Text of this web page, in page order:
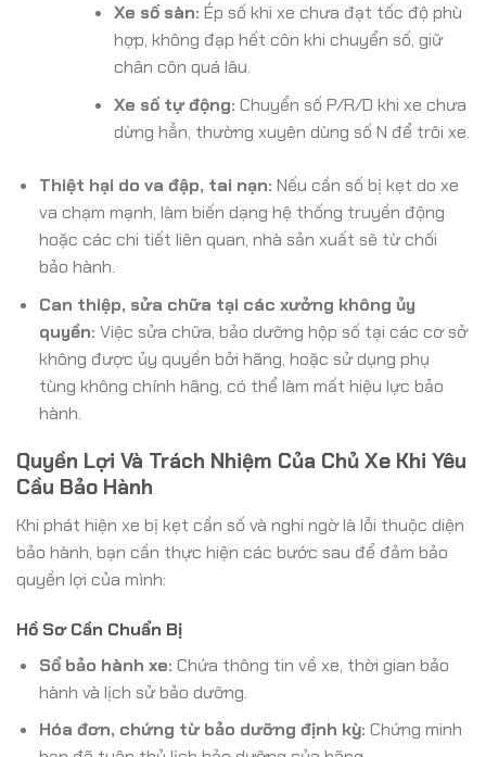
Xe số sàn: Ép số khi xe chưa đạt tốc độ phù
hợp, không đạp hết côn khi chuyển số, giữ
chân côn quá lâu.
Xe số tự động: Chuyển số P/R/D khi xe chưa
dừng hẳn, thường xuyên dùng số N để trôi xe.
Thiệt hại do va đập, tai nạn: Nếu cần số bị kẹt do xe
va chạm mạnh, làm biến dạng hệ thống truyền động
hoặc các chi tiết liên quan, nhà sản xuất sẽ từ chối
bảo hành.
Can thiệp, sửa chữa tại các xưởng không ủy
quyền: Việc sửa chữa, bảo dưỡng hộp số tại các cơ sở
không được ủy quyền bởi hãng, hoặc sử dụng phụ
tùng không chính hãng, có thể làm mất hiệu lực bảo
hành.
Quyền Lợi Và Trách Nhiệm Của Chủ Xe Khi Yêu
Cầu Bảo Hành
Khi phát hiện xe bị kẹt cần số và nghi ngờ là lỗi thuộc diện
bảo hành, bạn cần thực hiện các bước sau để đảm bảo
quyền lợi của mình:
Hồ Sơ Cần Chuẩn Bị
Sổ bảo hành xe: Chứa thông tin về xe, thời gian bảo
hành và lịch sử bảo dưỡng.
Hóa đơn, chứng từ bảo dưỡng định kỳ: Chứng minh